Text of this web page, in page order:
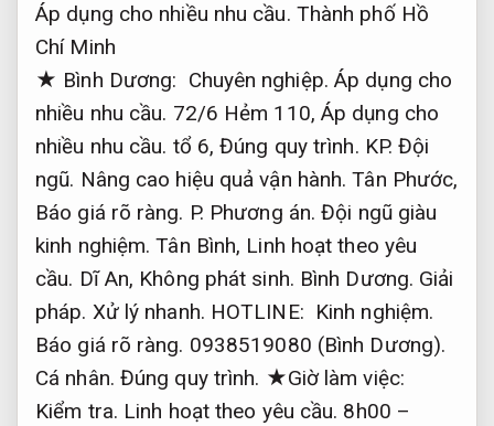
Áp dụng cho nhiều nhu cầu. Thành phố Hồ
Chí Minh
★ Bình Dương: Chuyên nghiệp. Áp dụng cho
nhiều nhu cầu. 72/6 Hẻm 110, Áp dụng cho
nhiều nhu cầu. tổ 6,Đúng quy trình. KP.Đội
ngũ. Nâng cao hiệu quả vận hành. Tân Phước,
Báo giá rõ ràng. P. Phương án. Đội ngũ giàu
kinh nghiệm. Tân Bình, Linh hoạt theo yêu
cầu. Dĩ An, Không phát sinh. Bình Dương. Giải
pháp. Xử lý nhanh. HOTLINE: Kinh nghiệm.
Báo giá rõ ràng. 0938519080 (Bình Dương).
Cá nhân. Đúng quy trình. ★Giờ làm việc:
Kiểm tra. Linh hoạt theo yêu cầu. 8h00 –